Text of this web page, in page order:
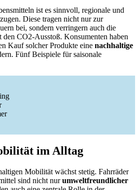
ist es sinnvoll, regionale und
Diese tragen nicht nur zur
bei, sondern verringern auch die
den CO2-Ausstoß. Konsumenten haben
Kauf solcher Produkte eine nachhaltige
Fünf Beispiele für saisonale
im Alltag
Mobilität wächst stetig. Fahrräder
sind nicht nurumweltfreundlicher